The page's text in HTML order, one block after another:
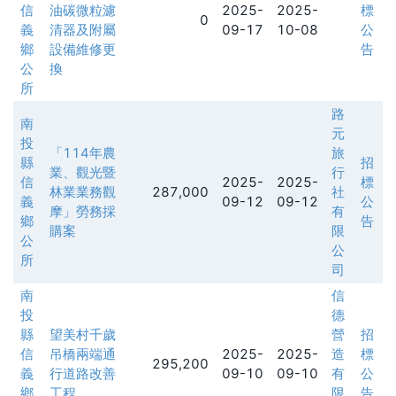
信
義
鄉
公
所
油碳微粒濾
清器及附屬
設備維修更
換
0
2025-
09-17
2025-
10-08
標
公
告
南
投
縣
信
義
鄉
公
所
「114年農
業、觀光暨
林業業務觀
摩」勞務採
購案
287,000
2025-
09-12
2025-
09-12
路
元
旅
行
社
有
限
公
司
招
標
公
告
南
投
縣
信
義
望美村千歲
吊橋兩端通
行道路改善
295,200
2025-
09-10
2025-
09-10
信
德
營
造
有
招
標
公